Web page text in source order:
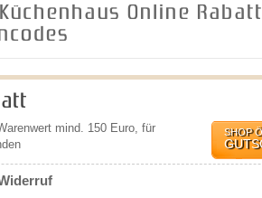
Online
mind. 150 Euro, für
SHOP